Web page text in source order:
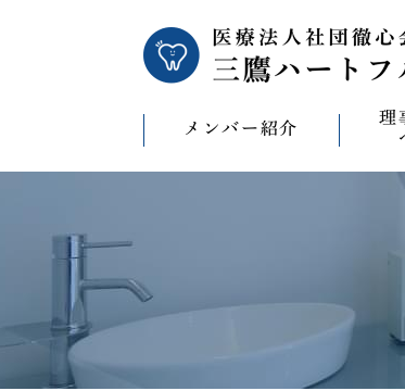
メンバー紹介
理
CAD/
療）
バイコ
マウ
ビザ